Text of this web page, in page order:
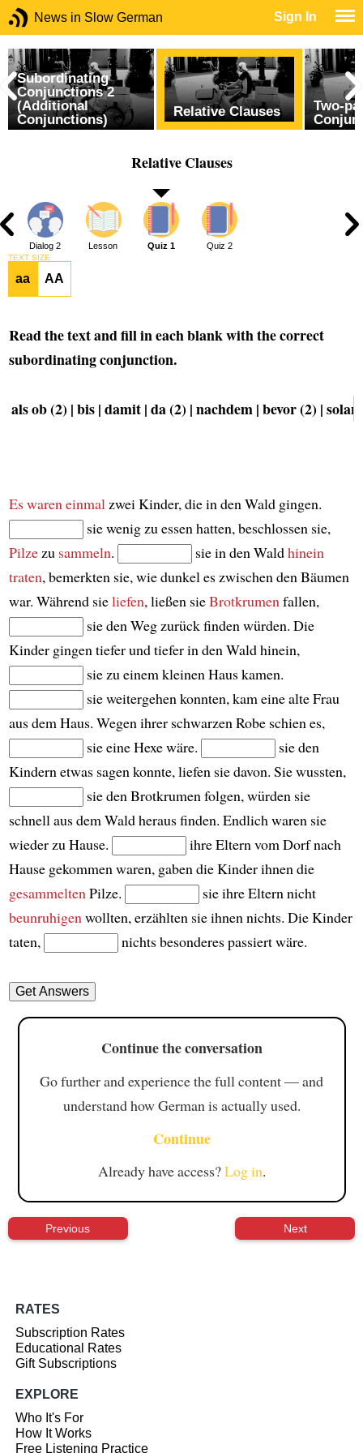
News in Slow German Sign In
Subordinating
Conjunctions 2
(Additional
Conjunctions)
Relative Clauses
Two-
Relative Clauses
Dialog 2 Lesson Quiz 1 Quiz 2
TEXT SIZE
aa AA
Read the text and fill in each blank with the correct
subordinating conjunction.
als ob (2) | bis | damit | da (2) | nachdem | bevor (2) |
Es waren einmal zwei Kinder, die in den Wald gingen.
sie wenig zu essen hatten, beschlossen sie,
Pilzezu sammeln. sie in den Waldhinein
traten, bemerkten sie, wie dunkel es zwischen den Bäumen
war. Während sieliefen, ließen sieBrotkrumen fallen,
sie den Weg zurück finden würden. Die
Kinder gingen tiefer und tiefer in den Wald hinein,
sie zu einem kleinen Haus kamen.
sie weitergehen konnten, kam eine alte Frau
aus dem Haus. Wegen ihrer schwarzen Robe schien es,
sie eine Hexe wäre.
sie den
Kindern etwas sagen konnte, liefen sie davon. Sie wussten,
sie den Brotkrumen folgen, würden sie
schnell aus dem Wald heraus finden. Endlich waren sie
wieder zu Hause.
ihre Eltern vom Dorf nach
Hause gekommen waren, gaben die Kinder ihnen die
gesammelten Pilze.
sie ihre Eltern nicht
beunruhigen wollten, erzählten sie ihnen nichts. Die Kinder
taten,
nichts besonderes passiert wäre.
Continue the conversation
Go further and experience the full content — and
understand how German is actually used.
Continue
Already have access?Log in.
Previous Next
RATES
Subscription Rates
Educational Rates
Gift Subscriptions
EXPLORE
Who It's For
How It Works
Free Listening Practice